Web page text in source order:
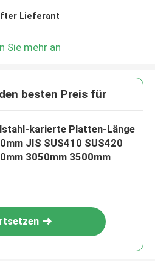
Lieferant
Sie mehr an
besten Preis für
karierte Platten-Länge
JIS SUS410 SUS420
3050mm 3500mm